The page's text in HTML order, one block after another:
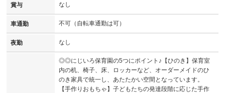
賞与 なし
車通勤 不可（自転車通勤は可）
夜勤 なし
◎◎にじいろ保育園の5つにポイント♪【ひのき】保育室
内の机、椅子、床、ロッカーなど、オーダーメイドのひ
のき家具で統一し、あたたかい空間となっています。
【手作りおもちゃ】子どもたちの発達段階に応じた手作